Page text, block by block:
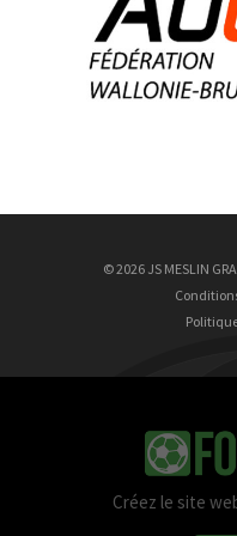
Brice Bousez
26 ans
9 Août
© 2026 JS MESLIN
Créez le site